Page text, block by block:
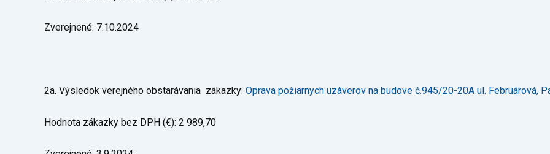
Zverejnené: 7.10.2024
2a. Výsledok verejného obstarávania zákazky: Oprava požiarnych uzáverov na budove č.945/20-20A ul. Februárová,
Hodnota zákazky bez DPH (€): 2 989,70